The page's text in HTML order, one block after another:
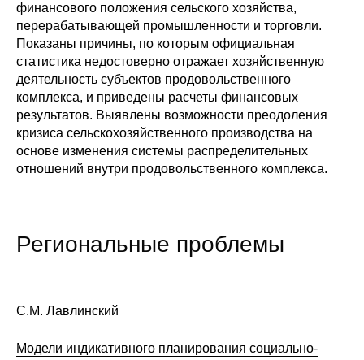
Центр «Климатическая политика и
экономика России»
Образование и карьера
Кафедра МФТИ
Кафедра МАДИ
Обучение
Нормативные документы
финансового положения сельского хозяйства,
перерабатывающей промышленности и торговли.
Показаны причины, по которым официальная
статистика недостоверно отражает хозяйственную
деятельность субъектов продовольственного
комплекса, и приведены расчеты финансовых
результатов. Выявлены возможности преодоления
кризиса сельскохозяйственного производства на
основе изменения системы распределительных
отношений внутри продовольственного комплекса.
Региональные проблемы
С.М. Лавлинский
Модели индикативного планирования социально-